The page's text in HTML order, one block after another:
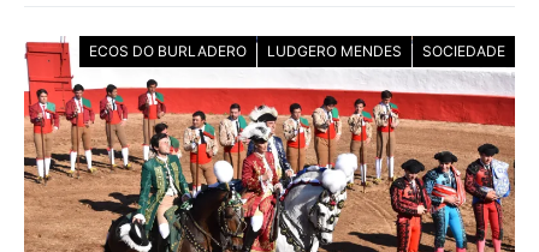
ECOS DO BURLADERO LUDGERO MENDES SOCIEDADE